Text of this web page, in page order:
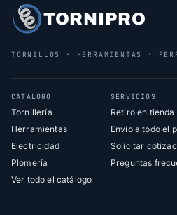
TORNIPRO
TORNILLOS · HERRAMIENTAS ·
CATÁLOGO
Tornillería
Herramientas
Electricidad
Plomería
Ver todo el catálogo
SERVICIOS
Retiro en tienda
Envío a todo el
Solicitar
Preguntas